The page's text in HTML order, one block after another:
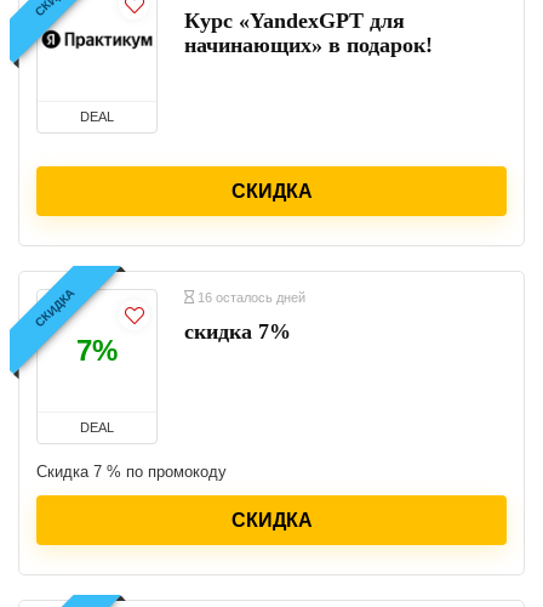
DEAL
Курс «YandexGPT для
начинающих» в подарок!
СКИДКА
СКИДКА
7%
DEAL
16 осталось дней
скидка 7%
Скидка 7 % по промокоду
СКИДКА